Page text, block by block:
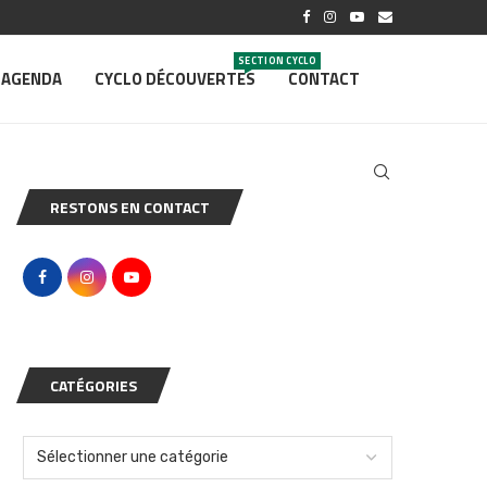
AGENDA CYCLO DÉCOUVERTES
SECTION CYCLO
CONTACT
RESTONS EN CONTACT
CATÉGORIES